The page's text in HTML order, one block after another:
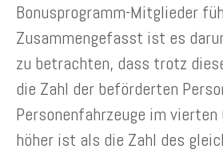
Bonusprogramm-Mitglieder
Zusammengefasst ist es
zu betrachten, dass trotz
die Zahl der beförderten
Personenfahrzeuge im
höher ist als die Zahl des